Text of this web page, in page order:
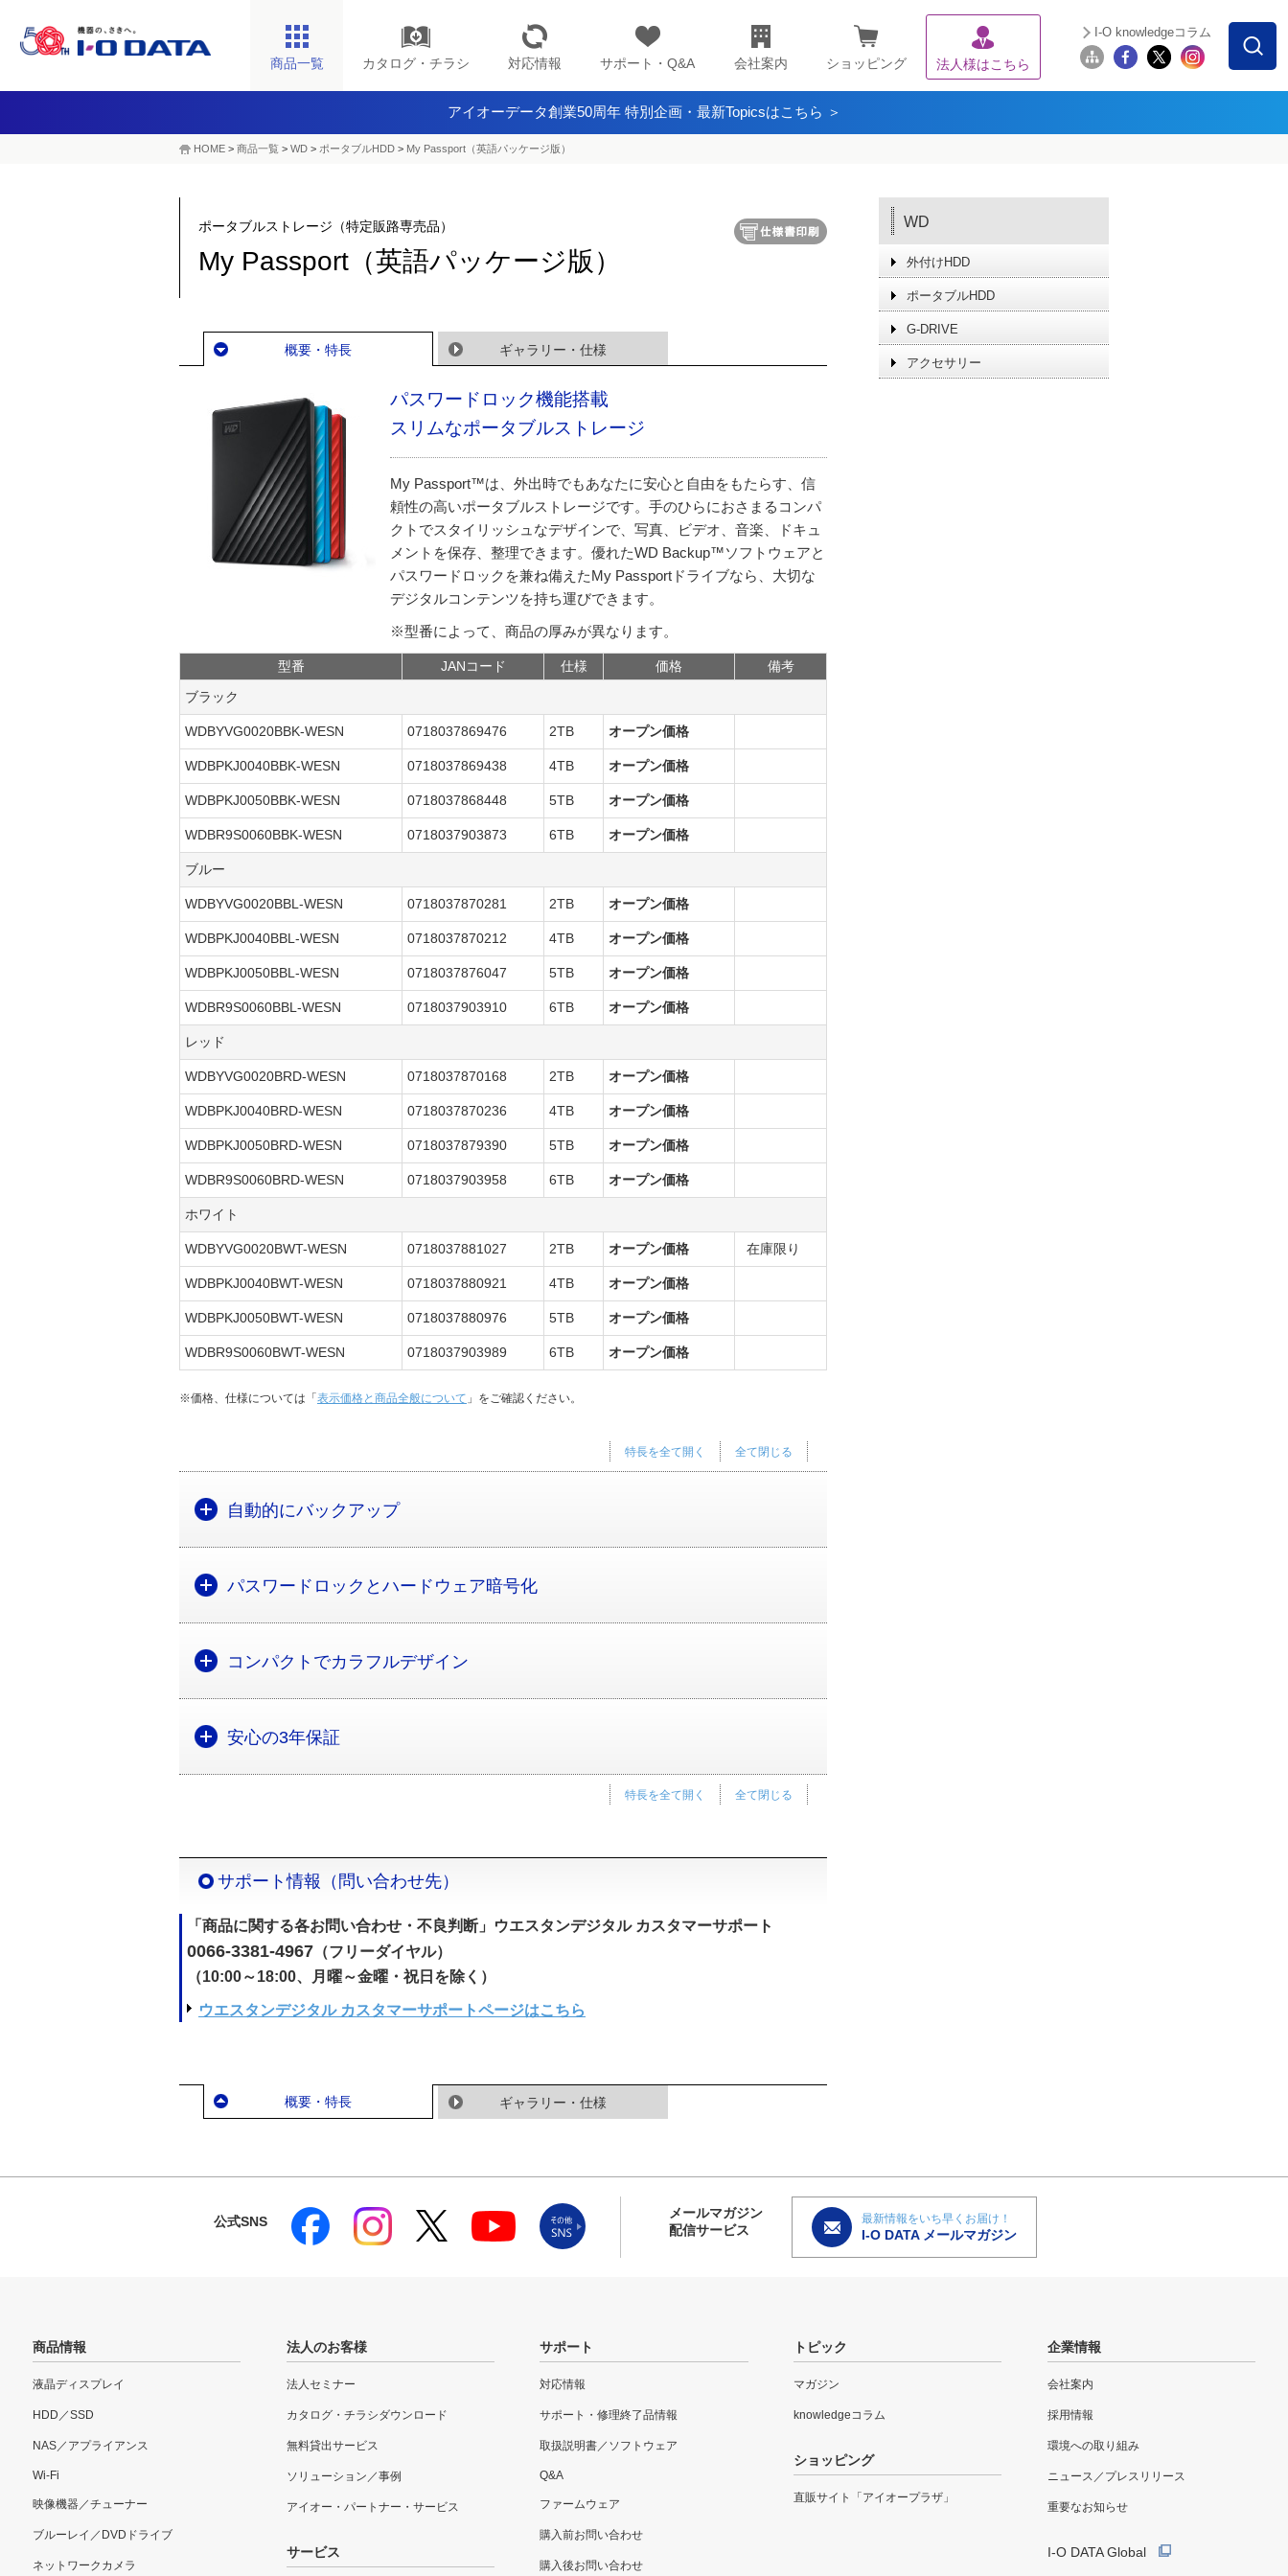
商品一覧 カタログ・チラシ 対応情報 サポート・Q&A 会社案内 ショッピング 法人様はこちら
I-O knowledgeコラム
アイオーデータ創業50周年 特別企画・最新Topicsはこちら ＞
HOME > 商品一覧 > WD > ポータブルHDD > My Passport（英語パッケージ版）
ポータブルストレージ（特定販路専売品）
My Passport（英語パッケージ版）
概要・特長 ギャラリー・仕様
パスワードロック機能搭載
スリムなポータブルストレージ
My Passport™は、外出時でもあなたに安心と自由をもたらす、信
頼性の高いポータブルストレージです。手のひらにおさまるコンパ
クトでスタイリッシュなデザインで、写真、ビデオ、音楽、ドキュ
メントを保存、整理できます。優れたWD Backup™ソフトウェアと
パスワードロックを兼ね備えたMy Passportドライブなら、大切な
デジタルコンテンツを持ち運びできます。
※型番によって、商品の厚みが異なります。
型番 JANコード 仕様 価格
備考
ブラック
WDBYVG0020BBK-WESN 0718037869476 2TB オープン価格
WDBPKJ0040BBK-WESN 0718037869438 4TB オープン価格
WDBPKJ0050BBK-WESN 0718037868448 5TB オープン価格
WDBR9S0060BBK-WESN 0718037903873 6TB オープン価格
ブルー
WDBYVG0020BBL-WESN 0718037870281 2TB オープン価格
WDBPKJ0040BBL-WESN 0718037870212 4TB オープン価格
WDBPKJ0050BBL-WESN 0718037876047 5TB オープン価格
WDBR9S0060BBL-WESN 0718037903910 6TB オープン価格
レッド
WDBYVG0020BRD-WESN 0718037870168 2TB オープン価格
WDBPKJ0040BRD-WESN 0718037870236 4TB オープン価格
WDBPKJ0050BRD-WESN 0718037879390 5TB オープン価格
WDBR9S0060BRD-WESN 0718037903958 6TB オープン価格
ホワイト
WDBYVG0020BWT-WESN 0718037881027 2TB オープン価格 在庫限り
WDBPKJ0040BWT-WESN 0718037880921 4TB オープン価格
WDBPKJ0050BWT-WESN 0718037880976 5TB オープン価格
WDBR9S0060BWT-WESN 0718037903989 6TB オープン価格
※価格、仕様については「 表示価格と商品全般について 」をご確認ください。
全て閉じる
特長を全て開く
自動的にバックアップ
パスワードロックとハードウェア暗号化
コンパクトでカラフルデザイン
安心の3年保証
全て閉じる
特長を全て開く
サポート情報（問い合わせ先）
「商品に関する各お問い合わせ・不良判断」ウエスタンデジタル カスタマーサポート
0066-3381-4967 （フリーダイヤル）
（10:00～18:00、月曜～金曜・祝日を除く）
ウエスタンデジタル カスタマーサポートページはこちら
概要・特長 ギャラリー・仕様
WD
外付けHDD
ポータブルHDD
G-DRIVE
アクセサリー
公式SNS
メールマガジン
配信サービス
最新情報をいち早くお届け！
I-O DATA メールマガジン
商品情報
液晶ディスプレイ
HDD／SSD
NAS／アプライアンス
Wi-Fi
映像機器／チューナー
ブルーレイ／DVDドライブ
ネットワークカメラ
法人のお客様
法人セミナー
カタログ・チラシダウンロード
無料貸出サービス
ソリューション／事例
アイオー・パートナー・サービス
サービス
サポート
対応情報
サポート・修理終了品情報
取扱説明書／ソフトウェア
Q&A
ファームウェア
購入前お問い合わせ
購入後お問い合わせ
トピック
マガジン
knowledgeコラム
ショッピング
直販サイト「アイオープラザ」
企業情報
会社案内
採用情報
環境への取り組み
ニュース／プレスリリース
重要なお知らせ
I-O DATA Global